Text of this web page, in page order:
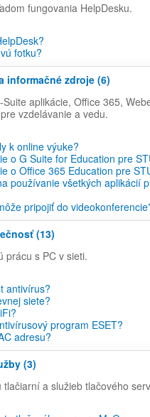
fungovania HelpDesku.
fotku?
informačné zdroje (6)
aplikácie, Office 365,
vzdelávanie a vedu.
k online výuke?
o G Suite for Education pre
o Office 365 Education pre
používanie všetkých aplikácií
pripojiť do
(13)
prácu s PC v sieti.
antivírus?
siete?
program ESET?
adresu?
(3)
a služieb tlačového